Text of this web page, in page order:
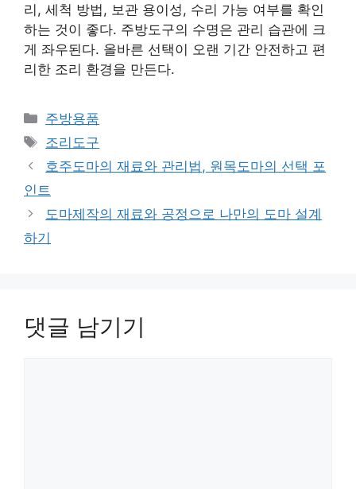
리, 세척 방법, 보관 용이성, 수리 가능 여부를 확인
하는 것이 좋다. 주방도구의 수명은 관리 습관에 크
게 좌우된다. 올바른 선택이 오랜 기간 안전하고 편
리한 조리 환경을 만든다.
카
테
리
주방용품
태
그
조리도구
호주도마의 재료와 관리법, 원목도마의 선택 포
인트
도마제작의 재료와 공정으로 나만의 도마 설계
하기
댓글 남기기